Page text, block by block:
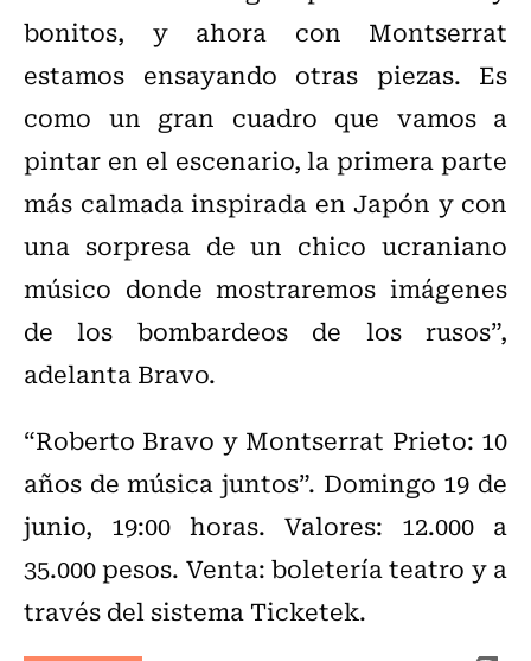
bonitos, y ahora con Montserrat
estamos ensayando otras piezas. Es
como un gran cuadro que vamos a
pintar en el escenario, la primera parte
más calmada inspirada en Japón y con
una sorpresa de un chico ucraniano
músico donde mostraremos imágenes
de los bombardeos de los rusos”,
adelanta Bravo.
“Roberto Bravo y Montserrat Prieto: 10
años de música juntos”. Domingo 19 de
junio, 19:00 horas. Valores: 12.000 a
35.000 pesos. Venta: boletería teatro y a
través del sistema Ticketek.